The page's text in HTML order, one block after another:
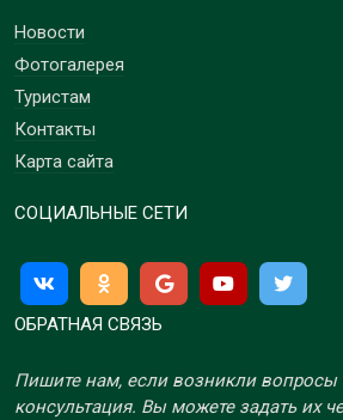
Новости
Фотогалерея
Туристам
Контакты
Карта сайта
СОЦИАЛЬНЫЕ СЕТИ
ОБРАТНАЯ СВЯЗЬ
Пишите нам, если возникли вопросы
консультация. Вы можете задать их